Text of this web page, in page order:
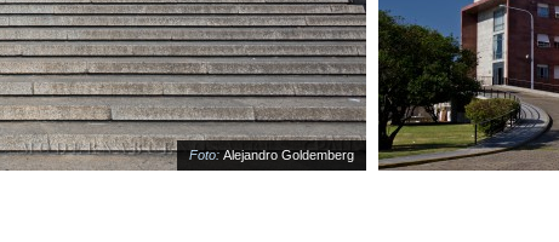
Foto:Alejandro Goldemberg